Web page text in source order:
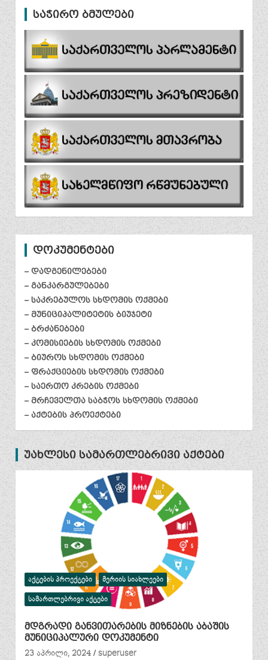
საჭირო ბმულები
დოკუმენტები
– დადგენილებები
– განკარგულებები
– საკრებულოს სხდომის ოქმები
– მუნიციპალიტეტის ბიუჯეტი
– ბრძანებები
– კომისიების სხდომის ოქმები
– ბიუროს სხდომის ოქმები
– ფრაქციების სხდომის ოქმები
– საერთო კრების ოქმები
– მრჩეველთა საბჭოს სხდომის ოქმები
– აქტების პროექტები
უახლესი სამართლებრივი აქტები
ᲐᲥᲢᲔᲑᲘᲡ ᲞᲠᲝᲔᲥᲢᲔᲑᲘ ᲛᲔᲠᲘᲘᲡ ᲡᲘᲐᲮᲚᲔᲔᲑᲘ
ᲡᲐᲛᲐᲠᲗᲚᲔᲑᲠᲘᲕᲘ ᲐᲥᲢᲔᲑᲘ
მდგრადი განვითარების მიზნების აბაშის
მუნიციპალური დოკუმენტი
23 აპრილი, 2024
superuser